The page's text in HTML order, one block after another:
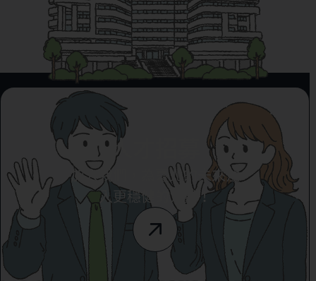
人才招募
加入我們，為臺北的未來注
入更穩健的力量！